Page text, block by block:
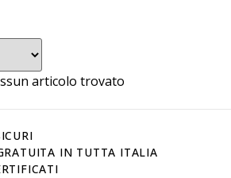
articolo trovato
IN TUTTA ITALIA